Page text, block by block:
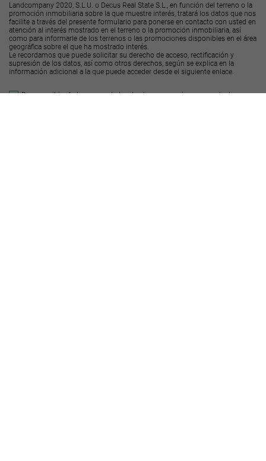
Landcompany 2020, S.L.U. o Decus Real State S.L., en función del terreno o la
promoción inmobiliaria sobre la que muestre interés, tratará los datos que nos
facilite a través del presente formulario para ponerse en contacto con usted en
atención al interés mostrado en el terreno o la promoción inmobiliaria, así
como para informarle de los terrenos o las promociones disponibles en el área
geográfica sobre el que ha mostrado interés.
Le recordamos que puede solicitar su derecho de acceso, rectificación y
supresión de los datos, así como otros derechos, según se explica en la
información adicional a la que puede acceder desde el siguiente enlace
Deseo recibir ofertas y novedades de otras promociones y productos